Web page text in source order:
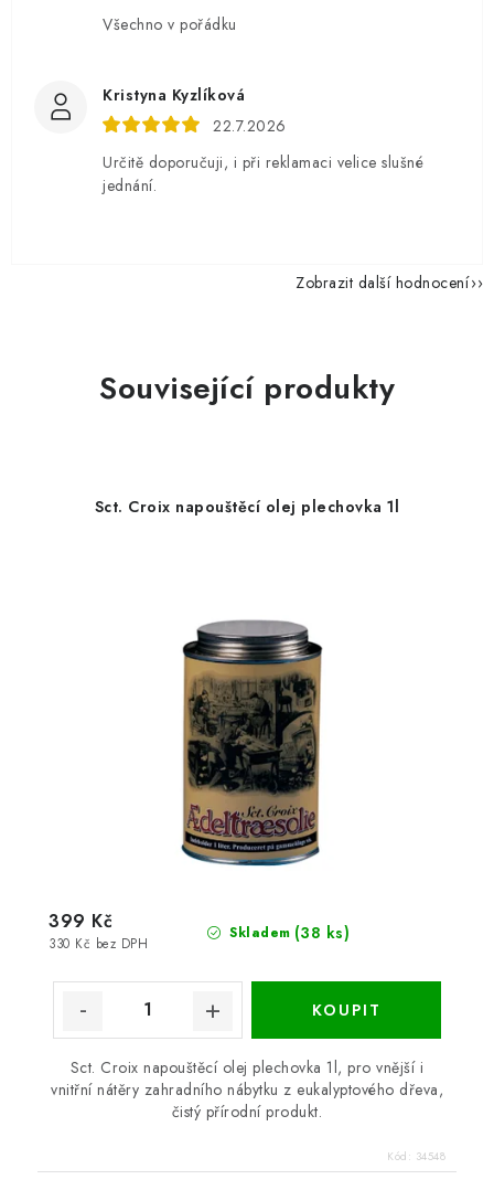
Všechno v pořádku
Kristyna Kyzlíková
22.7.2026
Určitě doporučuji, i při reklamaci velice slušné
jednání.
Zobrazit další hodnocení
Související produkty
Sct. Croix napouštěcí olej plechovka 1l
Skladem (38 ks)
330 Kč bez DPH
399 Kč
Sct. Croix napouštěcí olej plechovka 1l, pro vnější i
vnitřní nátěry zahradního nábytku z eukalyptového dřeva,
čistý přírodní produkt.
Kód: 34548